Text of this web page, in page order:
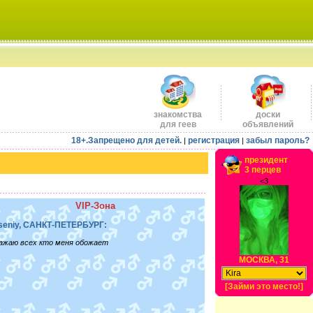
знакомства
для геев
доски
объявлений
18+.Запрещено для детей. | регистрация | забыл пароль?
VIP-Зона
САНКТ-ПЕТЕРБУРГ:
всех кто меня обожает
президент
3 перцев
<3
МОСКВА, 31
[Займи это место!]